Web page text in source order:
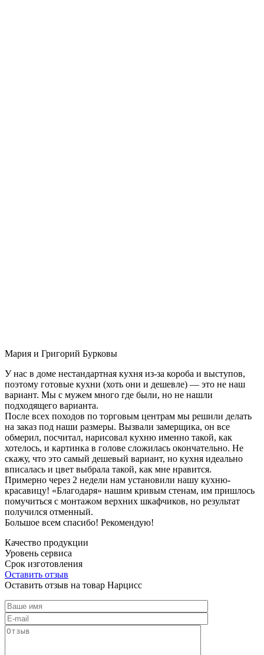
Мария и Григорий Бурковы
У нас в доме нестандартная кухня из-за короба и выступов,
поэтому готовые кухни (хоть они и дешевле) — это не наш
вариант. Мы с мужем много где были, но не нашли
подходящего варианта.
После всех походов по торговым центрам мы решили делать
на заказ под наши размеры. Вызвали замерщика, он все
обмерил, посчитал, нарисовал кухню именно такой, как
хотелось, и картинка в голове сложилась окончательно. Не
скажу, что это самый дешевый вариант, но кухня идеально
вписалась и цвет выбрала такой, как мне нравится.
Примерно через 2 недели нам установили нашу кухню-
красавицу! «Благодаря» нашим кривым стенам, им пришлось
помучиться с монтажом верхних шкафчиков, но результат
получился отменный.
Большое всем спасибо! Рекомендую!
Качество продукции
Уровень сервиса
Срок изготовления
Оставить отзыв
Оставить отзыв на товар Нарцисс